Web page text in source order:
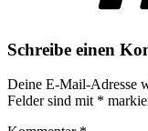
Schreibe einen
Deine E-Mail-Adresse
Felder sind mit *